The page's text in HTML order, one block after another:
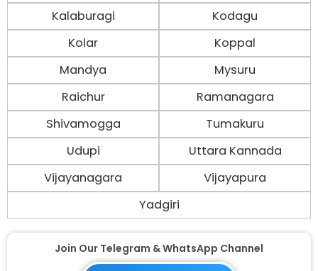
Kalaburagi
Kodagu
Kolar
Koppal
Mandya
Mysuru
Raichur
Ramanagara
Shivamogga
Tumakuru
Udupi
Uttara Kannada
Vijayanagara
Vijayapura
Yadgiri
Join Our Telegram & WhatsApp Channel